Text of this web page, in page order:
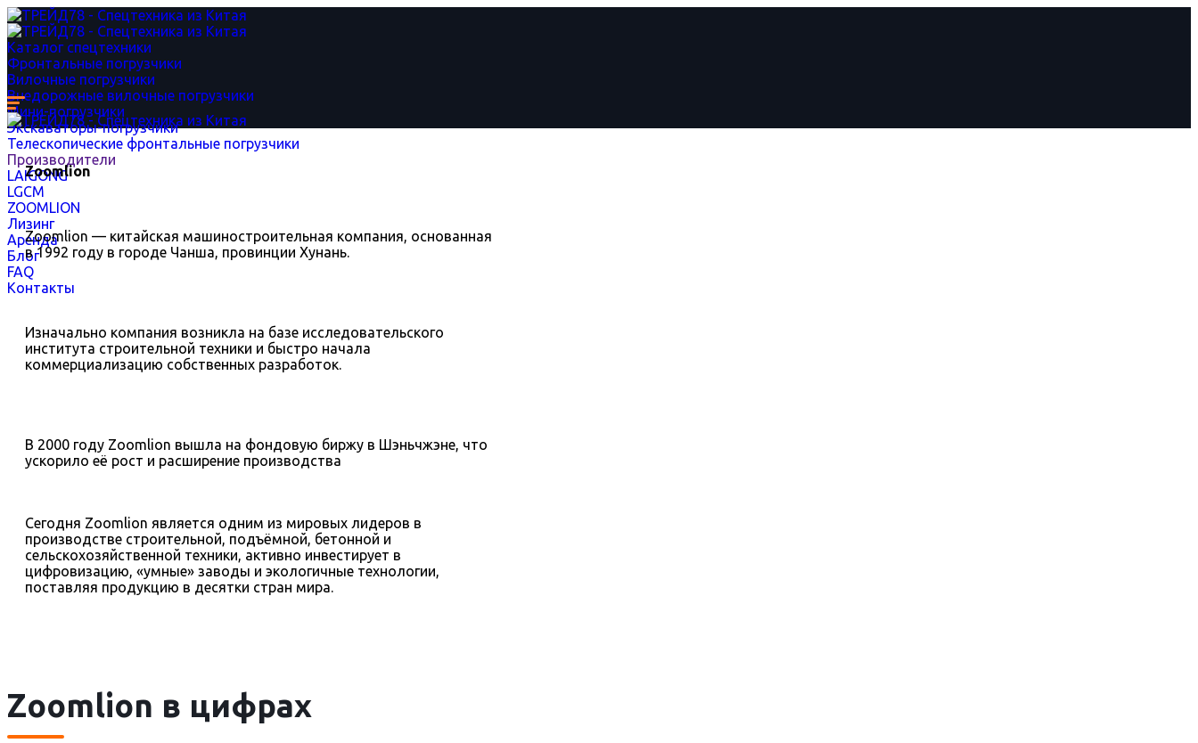
Каталог спецтехники
Фронтальные погрузчики
Вилочные погрузчики
Внедорожные вилочные погрузчики
Мини-погрузчики
Экскаваторы-погрузчики
Телескопические фронтальные погрузчики
Производители
LAIGONG
LGCM
ZOOMLION
Лизинг
Аренда
Блог
FAQ
Контакты
Zoomlion
Zoomlion — китайская машиностроительная компания, основанная
в 1992 году в городе Чанша, провинции Хунань.
Изначально компания возникла на базе исследовательского
института строительной техники и быстро начала
коммерциализацию собственных разработок.
В 2000 году Zoomlion вышла на фондовую биржу в Шэньчжэне, что
ускорило её рост и расширение производства
Сегодня Zoomlion является одним из мировых лидеров в
производстве строительной, подъёмной, бетонной и
сельскохозяйственной техники, активно инвестирует в
цифровизацию, «умные» заводы и экологичные технологии,
поставляя продукцию в десятки стран мира.
Zoomlion в цифрах